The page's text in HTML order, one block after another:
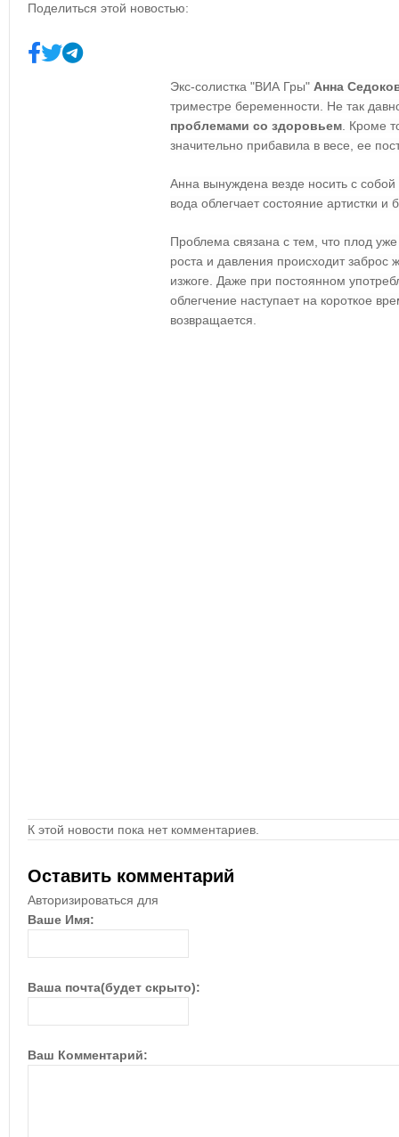
Поделиться этой новостью:
Экс-солистка "ВИА Гры" Анна
триместре беременности. Не так
проблемами со здоровьем . Кроме
значительно прибавила в весе, ее
Анна вынуждена везде носить с
вода облегчает состояние артистки
Проблема связана с тем, что плод
роста и давления происходит заброс
изжоге. Даже при постоянном
облегчение наступает на короткое
возвращается.
К этой новости пока нет комментариев.
Оставить комментарий
Авторизироваться для
Ваше Имя:
Ваша почта(будет скрыто):
Ваш Комментарий: